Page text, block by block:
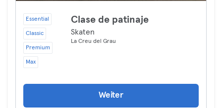
Essential
Classic
Premium
Max
Clase de patinaje
Skaten
La Creu del Grau
Weiter